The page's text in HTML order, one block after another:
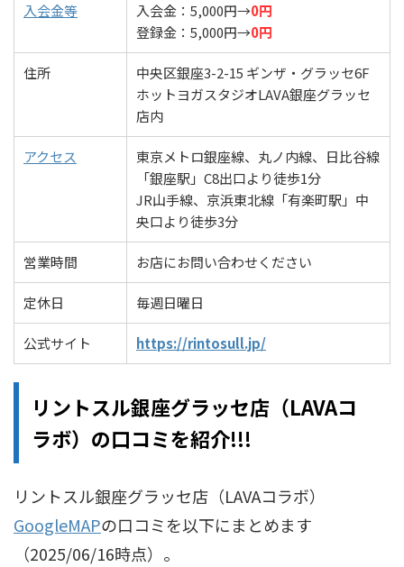
入会金等 入会金：5,000円→0円
登録金：5,000円→0円
住所
中央区銀座3-2-15 ギンザ・グラッセ6F
ホットヨガスタジオLAVA銀座グラッセ
店内
アクセス
東京メトロ銀座線、丸ノ内線、日比谷線
「銀座駅」C8出口より徒歩1分
JR山手線、京浜東北線「有楽町駅」中
央口より徒歩3分
営業時間 お店にお問い合わせください
定休日 毎週日曜日
公式サイト https://rintosull.jp/
リントスル銀座グラッセ店（LAVAコ
ラボ）の口コミを紹介!!!
リントスル銀座グラッセ店（LAVAコラボ）
GoogleMAPの口コミを以下にまとめます
（2025/06/16時点）。